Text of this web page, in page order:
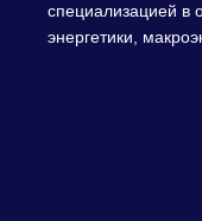
специализацией в
энергетики,